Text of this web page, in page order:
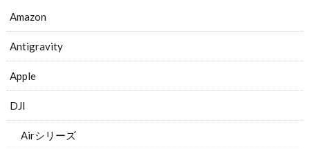
Amazon
Antigravity
Apple
DJI
Airシリーズ